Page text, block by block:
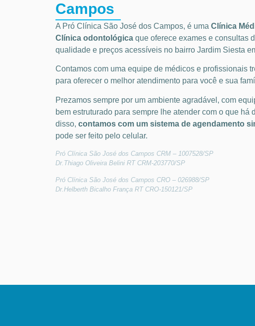
Campos
A Pró Clínica São José dos Campos, é uma Clínica
Clínica odontológica que oferece exames e consultas
qualidade e preços acessíveis no bairro Jardim Siesta
Contamos com uma equipe de médicos e profissionais
para oferecer o melhor atendimento para você e sua
Prezamos sempre por um ambiente agradável, com
bem estruturado para sempre lhe atender com o que há
disso, contamos com um sistema de agendamento
pode ser feito pelo celular.
Pró Clínica São José dos Campos CRM – 1007528/SP
Dr.Thiago Oliveira Belini RT CRM-203770/SP
Pró Clínica São José dos Campos CRO – 026988/SP
Dr.Helberth Bicalho França RT CRO-150121/SP